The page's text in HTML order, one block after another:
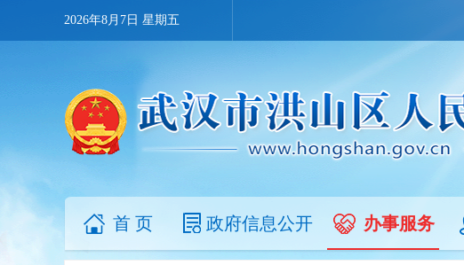
2026年8月7日 星期五
首 页 政府信息公开 办事服务